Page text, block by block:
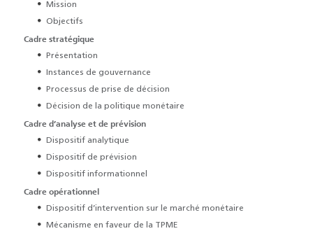
Mission
Objectifs
Cadre stratégique
Présentation
Instances de gouvernance
Processus de prise de décision
Décision de la politique monétaire
Cadre d’analyse et de prévision
Dispositif analytique
Dispositif de prévision
Dispositif informationnel
Cadre opérationnel
Dispositif d’intervention sur le marché monétaire
Mécanisme en faveur de la TPME